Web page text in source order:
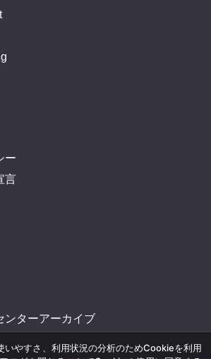
ー
言
ンターアーカイブ
いやすさ、利用状況の分析のためCookieを利用